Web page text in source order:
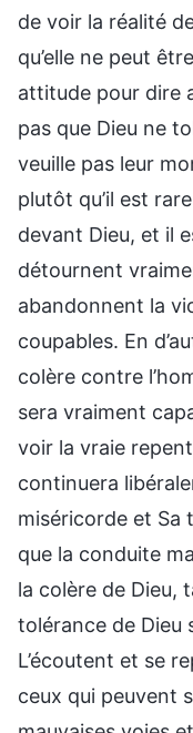
de voir la réalité
qu’elle ne peut
attitude pour dire
pas que Dieu ne
veuille pas leur
plutôt qu’il est
devant Dieu, et il
détournent
abandonnent la
coupables. En
colère contre
sera vraiment
voir la vraie
continuera
miséricorde et Sa
que la conduite
la colère de Dieu,
tolérance de Dieu
L’écoutent et se
ceux qui peuvent